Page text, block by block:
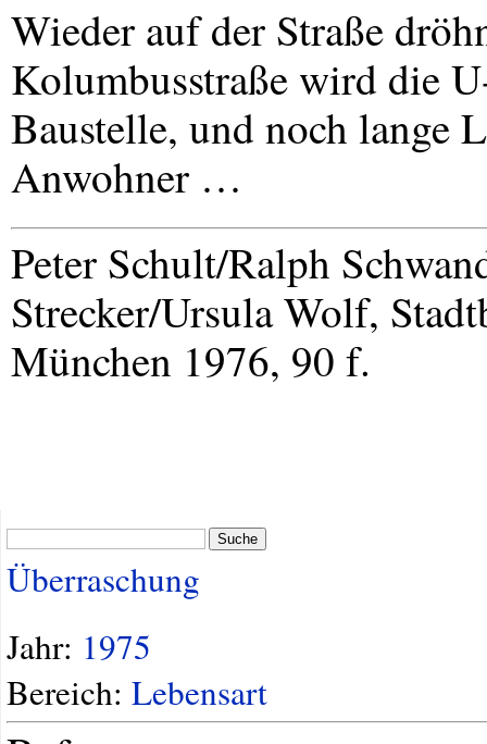
Wieder auf der Straße
Kolumbusstraße wird die
Baustelle, und noch lange
Anwohner …
Peter Schult/Ralph
Strecker/Ursula Wolf,
München 1976, 90 f.
Suche
Überraschung
Jahr: 1975
Bereich: Lebensart